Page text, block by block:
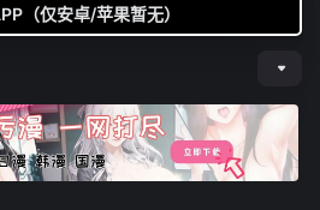
（仅安卓/苹果暂无）